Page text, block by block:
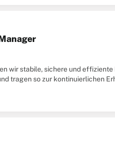
wir stabile, sichere und effiziente
tragen so zur kontinuierlichen